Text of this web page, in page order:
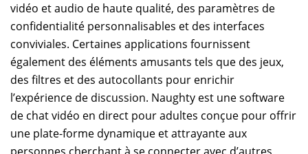
vidéo et audio de haute qualité, des paramètres de
confidentialité personnalisables et des interfaces
conviviales. Certaines applications fournissent
également des éléments amusants tels que des jeux,
des filtres et des autocollants pour enrichir
l’expérience de discussion. Naughty est une software
de chat vidéo en direct pour adultes conçue pour offrir
une plate-forme dynamique et attrayante aux